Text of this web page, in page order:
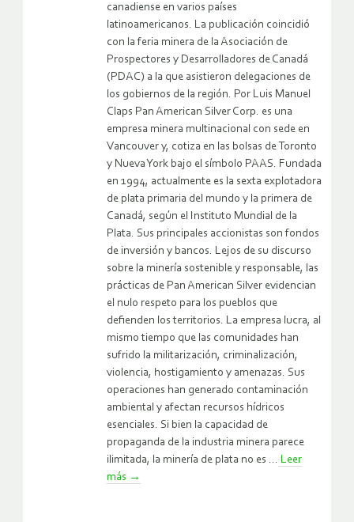
canadiense en varios países
latinoamericanos. La publicación coincidió
con la feria minera de la Asociación de
Prospectores y Desarrolladores de Canadá
(PDAC) a la que asistieron delegaciones de
los gobiernos de la región. Por Luis Manuel
Claps Pan American Silver Corp. es una
empresa minera multinacional con sede en
Vancouver y, cotiza en las bolsas de Toronto
y Nueva York bajo el símbolo PAAS. Fundada
en 1994, actualmente es la sexta explotadora
de plata primaria del mundo y la primera de
Canadá, según el Instituto Mundial de la
Plata. Sus principales accionistas son fondos
de inversión y bancos. Lejos de su discurso
sobre la minería sostenible y responsable, las
prácticas de Pan American Silver evidencian
el nulo respeto para los pueblos que
defienden los territorios. La empresa lucra, al
mismo tiempo que las comunidades han
sufrido la militarización, criminalización,
violencia, hostigamiento y amenazas. Sus
operaciones han generado contaminación
ambiental y afectan recursos hídricos
esenciales. Si bien la capacidad de
propaganda de la industria minera parece
ilimitada, la minería de plata no es ... Leer
más →